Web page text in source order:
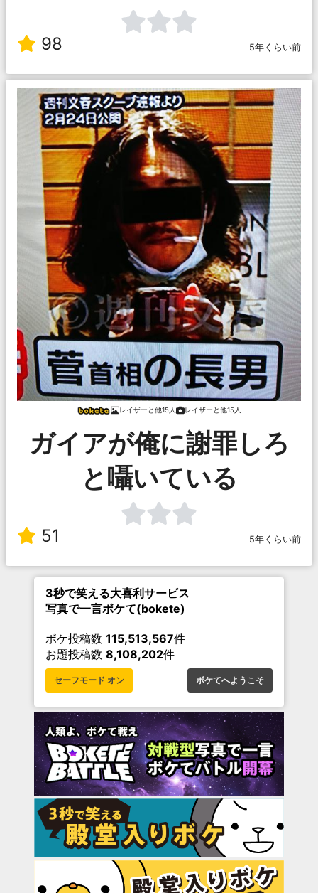
98 5年くらい前
レイザーと他15人 レイザーと他15人
ガイアが俺に謝罪しろ
と囁いている
51 5年くらい前
3秒で笑える大喜利サービス
写真で一言ボケて(bokete)
ボケ投稿数 115,513,567件
お題投稿数 8,108,202件
セーフモード オン ボケてへようこそ